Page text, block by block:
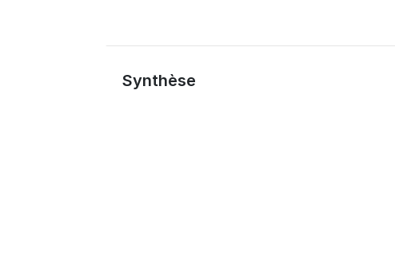
Synthèse